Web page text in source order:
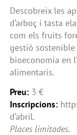
Descobreix les
d’arboç i tasta
com els fruits
gestió
bioeconomia en
alimentaris.
Preu: 3 €
Inscripcions:
d’abril.
Places limitades.